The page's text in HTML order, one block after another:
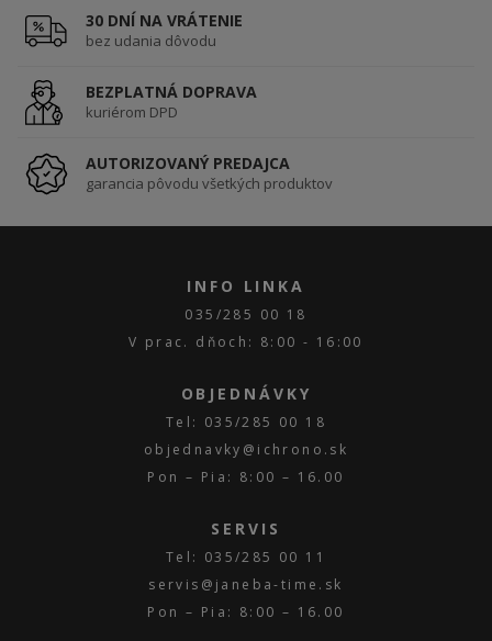
30 DNÍ NA VRÁTENIE
bez udania dôvodu
BEZPLATNÁ DOPRAVA
kuriérom DPD
AUTORIZOVANÝ PREDAJCA
garancia pôvodu všetkých produktov
INFO LINKA
035/285 00 18
V prac. dňoch: 8:00 - 16:00
OBJEDNÁVKY
Tel: 035/285 00 18
objednavky@ichrono.sk
Pon – Pia: 8:00 – 16.00
SERVIS
Tel: 035/285 00 11
servis@janeba-time.sk
Pon – Pia: 8:00 – 16.00